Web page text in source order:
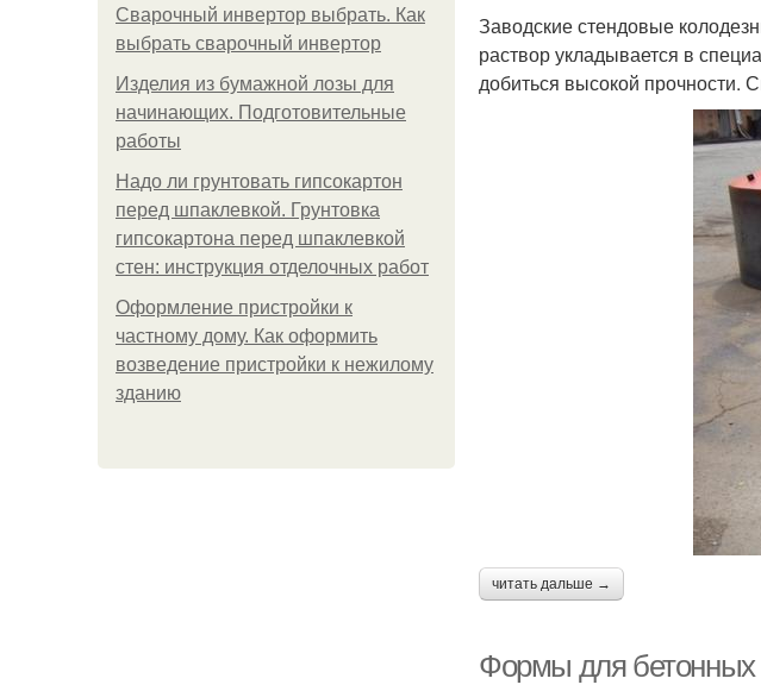
Сварочный инвертор выбрать. Как
выбрать сварочный инвертор
Изделия из бумажной лозы для
начинающих. Подготовительные
работы
Надо ли грунтовать гипсокартон
перед шпаклевкой. Грунтовка
гипсокартона перед шпаклевкой
стен: инструкция отделочных работ
Оформление пристройки к
частному дому. Как оформить
возведение пристройки к нежилому
зданию
Заводские стендовые
раствор укладывается в
добиться высокой прочности.
читать дальше →
Формы для бетонных